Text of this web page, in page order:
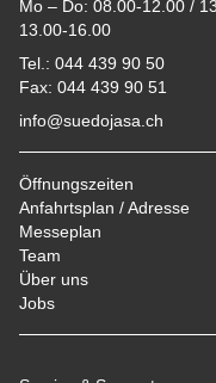
Mo – Do: 08.00-12.00 /
13.00-16.00
Tel.: 044 439 90 50
Fax: 044 439 90 51
info@suedojasa.ch
Öffnungszeiten
Anfahrtsplan / Adresse
Messeplan
Team
Über uns
Jobs